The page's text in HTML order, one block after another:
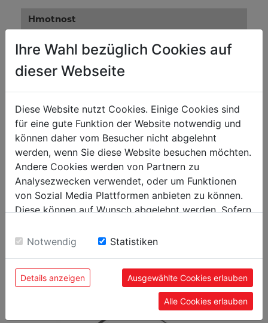
Hmotnost
Přepravní rozměry
Výška balení [mm]
100
Šířka balení [mm]
Délka balení [mm]
800
Obecné údaje
Kód EAN
9120039907390
OBLÍBENÉ PRODUKTY
Ihre Wahl bezüglich Cookies auf
dieser Webseite
Diese Website nutzt Cookies. Einige Cookies sind
für eine gute Funktion der Website notwendig und
können daher vom Besucher nicht abgelehnt
werden, wenn Sie diese Website besuchen möchten.
Andere Cookies werden von Partnern zu
Analysezwecken verwendet, oder um Funktionen
von Sozial Media Plattformen anbieten zu können.
Diese können auf Wunsch abgelehnt werden. Sofern
Einwilligung zu unseren Cookies.
Notwendig Statistiken
Details anzeigen Ausgewählte Cookies erlauben
Alle Cookies erlauben